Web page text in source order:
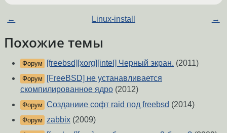
← Linux-install →
Похожие темы
Форум [freebsd][xorg][intel] Черный экран. (2011)
Форум
[FreeBSD] не устанавливается
скомпилированное ядро (2012)
Форум Созданиие софт raid под freebsd (2014)
Форум zabbix (2009)